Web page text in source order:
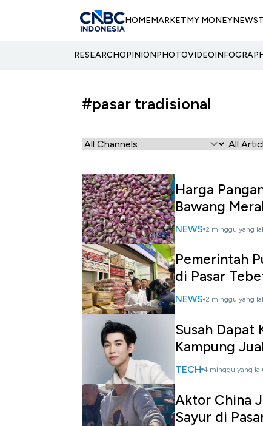
HOMEMARKETMY MONEYNEWS
RESEARCHOPINIONPHOTOVIDEO
#pasar tradisional
Harga
Bawang
NEWS 2 minggu yang
Pemerintah
di Pasar
NEWS 2 minggu yang
Susah Dapat
Kampung
TECH 4 minggu yang
Aktor China
Sayur di